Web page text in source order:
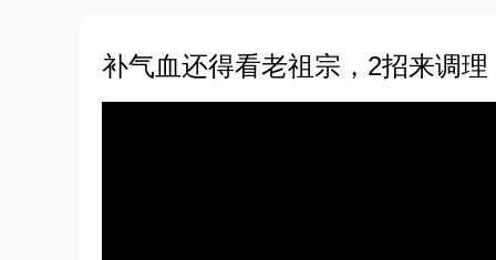
补气血还得看老祖宗，2招来调理